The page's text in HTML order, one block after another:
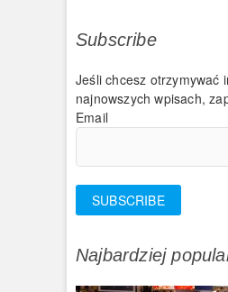
Subscribe
Jeśli chcesz otrzymywać
najnowszych wpisach,
Email
Najbardziej